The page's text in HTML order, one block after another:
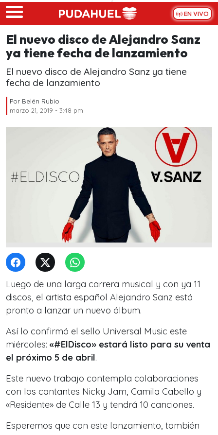
Skip to main content
EN VIVO
El nuevo disco de Alejandro Sanz
ya tiene fecha de lanzamiento
El nuevo disco de Alejandro Sanz ya tiene
fecha de lanzamiento
Por Belén Rubio
marzo 21, 2019 - 3:48 pm
Luego de una larga carrera musical y con ya 11
discos, el artista español Alejandro Sanz está
pronto a lanzar un nuevo álbum.
Así lo confirmó el sello Universal Music este
miércoles: «#ElDisco» estará listo para su venta
el próximo 5 de abril.
Este nuevo trabajo contempla colaboraciones
con los cantantes Nicky Jam, Camila Cabello y
«Residente» de Calle 13 y tendrá 10 canciones.
Esperemos que con este lanzamiento, también